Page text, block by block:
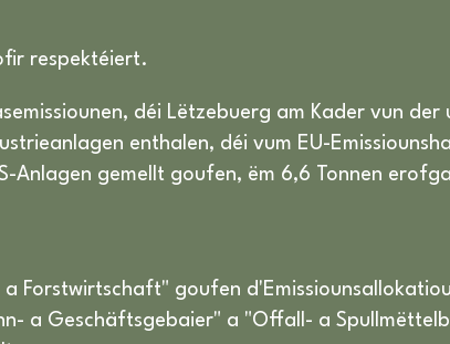
respektéiert.
déi Lëtzebuerg am Kader vun
enthalen, déi vum EU-
Anlagen gemellt goufen, ëm 6,6 Tonnen
Forstwirtschaft" goufen
a Geschäftsgebaier" a "Offall- a